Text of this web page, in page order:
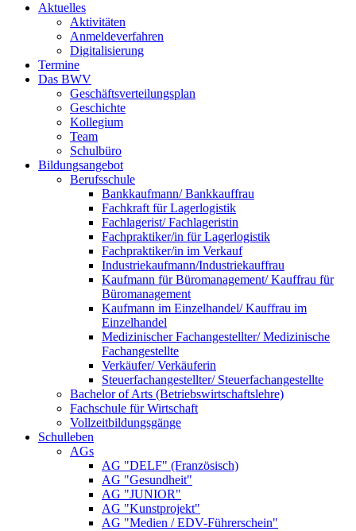
Aktuelles
Aktivitäten
Anmeldeverfahren
Digitalisierung
Termine
Das BWV
Geschäftsverteilungsplan
Geschichte
Kollegium
Team
Schulbüro
Bildungsangebot
Berufsschule
Bankkaufmann/ Bankkauffrau
Fachkraft für Lagerlogistik
Fachlagerist/ Fachlageristin
Fachpraktiker/in für Lagerlogistik
Fachpraktiker/in im Verkauf
Industriekaufmann/Industriekauffrau
Kaufmann für Büromanagement/ Kauffrau für
Büromanagement
Kaufmann im Einzelhandel/ Kauffrau im
Einzelhandel
Medizinischer Fachangestellter/ Medizinische
Fachangestellte
Verkäufer/ Verkäuferin
Steuerfachangestellter/ Steuerfachangestellte
Bachelor of Arts (Betriebswirtschaftslehre)
Fachschule für Wirtschaft
Vollzeitbildungsgänge
Schulleben
AGs
AG "DELF" (Französisch)
AG "Gesundheit"
AG "JUNIOR"
AG "Kunstprojekt"
AG "Medien / EDV-Führerschein"